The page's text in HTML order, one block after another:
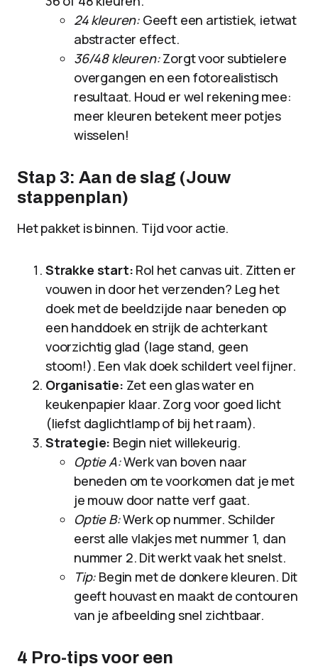
24 kleuren: Geeft een artistiek, ietwat
abstracter effect.
36/48 kleuren:Zorgt voor subtielere
overgangen en een fotorealistisch
resultaat. Houd er wel rekening mee:
meer kleuren betekent meer potjes
wisselen!
Stap 3: Aan de slag (Jouw
stappenplan)
Het pakket is binnen. Tijd voor actie.
Strakke start: Rol het canvas uit. Zitten er
vouwen in door het verzenden? Leg het
doek met de beeldzijde naar beneden op
een handdoek en strijk de achterkant
voorzichtig glad (lage stand, geen
stoom!). Een vlak doek schildert veel fijner.
Organisatie: Zet een glas water en
keukenpapier klaar. Zorg voor goed licht
(liefst daglichtlamp of bij het raam).
Strategie: Begin niet willekeurig.
Optie A:Werk van boven naar
beneden om te voorkomen dat je met
je mouw door natte verf gaat.
Optie B:Werk op nummer. Schilder
eerst alle vlakjes met nummer 1, dan
nummer 2. Dit werkt vaak het snelst.
Tip: Begin met de donkere kleuren. Dit
geeft houvast en maakt de contouren
van je afbeelding snel zichtbaar.
4 Pro-tips voor een